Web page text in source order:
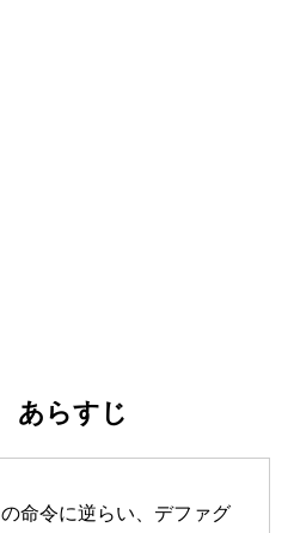
あらすじ
命令に逆らい、デファグ